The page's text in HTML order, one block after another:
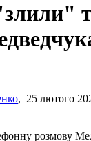
, 25 лютого